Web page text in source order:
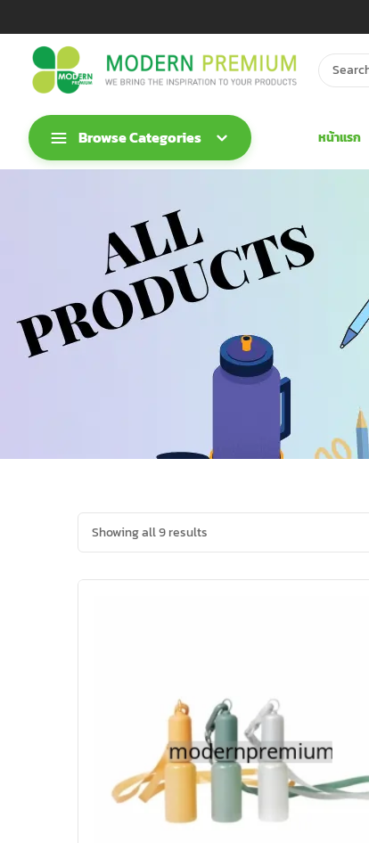
Browse Categories หน้าแรก
Showing all 9 results